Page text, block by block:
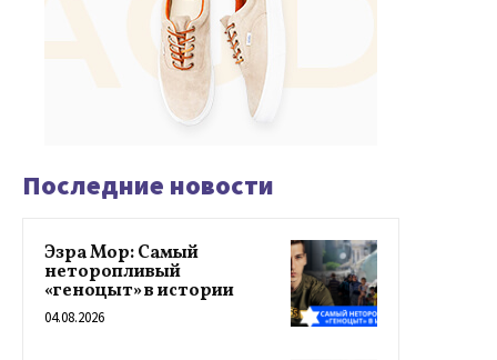
Последние новости
Эзра Мор: Самый
неторопливый
«геноцыт» в истории
04.08.2026